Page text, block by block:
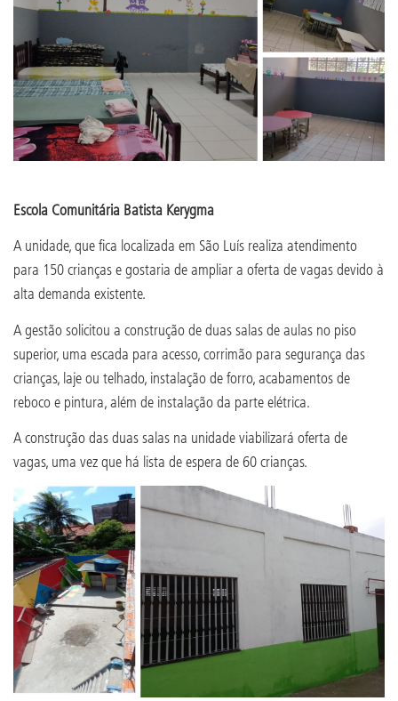
Escola Comunitária Batista Kerygma
A unidade, que fica localizada em São Luís realiza atendimento
para 150 crianças e gostaria de ampliar a oferta de vagas devido à
alta demanda existente.
A gestão solicitou a construção de duas salas de aulas no piso
superior, uma escada para acesso, corrimão para segurança das
crianças, laje ou telhado, instalação de forro, acabamentos de
reboco e pintura, além de instalação da parte elétrica.
A construção das duas salas na unidade viabilizará oferta de
vagas, uma vez que há lista de espera de 60 crianças.